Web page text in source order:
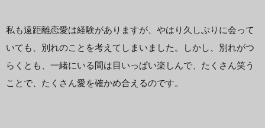
私も遠距離恋愛は経験がありますが、やはり久しぶりに会って
いても、別れのことを考えてしまいました。しかし、別れがつ
らくとも、一緒にいる間は目いっぱい楽しんで、たくさん笑う
ことで、たくさん愛を確かめ合えるのです。